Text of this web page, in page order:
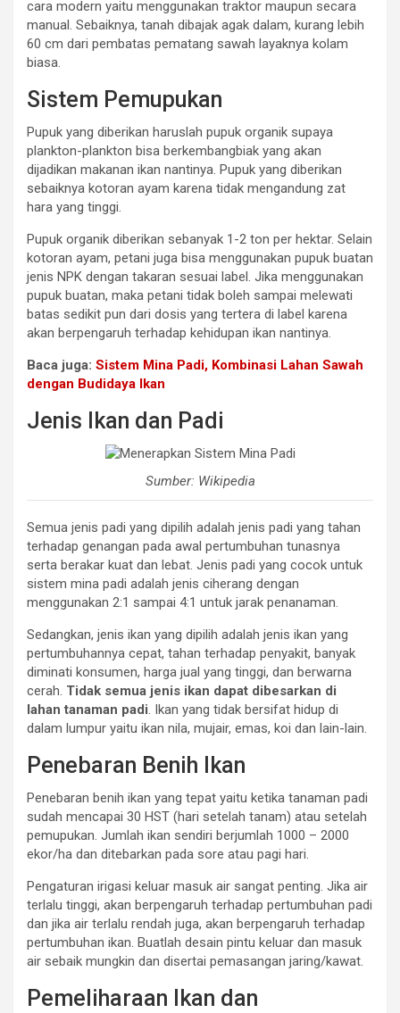
cara modern yaitu menggunakan traktor maupun secara
manual. Sebaiknya, tanah dibajak agak dalam, kurang lebih
60 cm dari pembatas pematang sawah layaknya kolam
biasa.
Sistem Pemupukan
Pupuk yang diberikan haruslah pupuk organik supaya
plankton-plankton bisa berkembangbiak yang akan
dijadikan makanan ikan nantinya. Pupuk yang diberikan
sebaiknya kotoran ayam karena tidak mengandung zat
hara yang tinggi.
Pupuk organik diberikan sebanyak 1-2 ton per hektar. Selain
kotoran ayam, petani juga bisa menggunakan pupuk buatan
jenis NPK dengan takaran sesuai label. Jika menggunakan
pupuk buatan, maka petani tidak boleh sampai melewati
batas sedikit pun dari dosis yang tertera di label karena
akan berpengaruh terhadap kehidupan ikan nantinya.
Baca juga: Sistem Mina Padi, Kombinasi Lahan Sawah
dengan Budidaya Ikan
Jenis Ikan dan Padi
Sumber: Wikipedia
Semua jenis padi yang dipilih adalah jenis padi yang tahan
terhadap genangan pada awal pertumbuhan tunasnya
serta berakar kuat dan lebat. Jenis padi yang cocok untuk
sistem mina padi adalah jenis ciherang dengan
menggunakan 2:1 sampai 4:1 untuk jarak penanaman.
Sedangkan, jenis ikan yang dipilih adalah jenis ikan yang
pertumbuhannya cepat, tahan terhadap penyakit, banyak
diminati konsumen, harga jual yang tinggi, dan berwarna
cerah. Tidak semua jenis ikan dapat dibesarkan di
lahan tanaman padi. Ikan yang tidak bersifat hidup di
dalam lumpur yaitu ikan nila, mujair, emas, koi dan lain-lain.
Penebaran Benih Ikan
Penebaran benih ikan yang tepat yaitu ketika tanaman padi
sudah mencapai 30 HST (hari setelah tanam) atau setelah
pemupukan. Jumlah ikan sendiri berjumlah 1000 – 2000
ekor/ha dan ditebarkan pada sore atau pagi hari.
Pengaturan irigasi keluar masuk air sangat penting. Jika air
terlalu tinggi, akan berpengaruh terhadap pertumbuhan padi
dan jika air terlalu rendah juga, akan berpengaruh terhadap
pertumbuhan ikan. Buatlah desain pintu keluar dan masuk
air sebaik mungkin dan disertai pemasangan jaring/kawat.
Pemeliharaan Ikan dan